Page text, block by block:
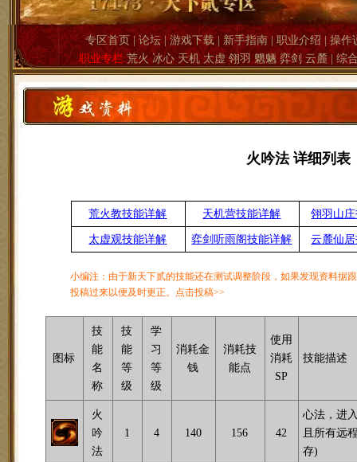
专区首页 |论坛 |游戏下载| 新手指南|职业介绍 |操作
职业专栏 荒火 冰心 天机 太虚 翎羽 魍魉 弈剑 云麓|综
火吟法 详细列表
荒火教技能详解 天机营技能详解 翎羽山
太虚观技能详解 弈剑听雨阁技能详解 云麓仙
小编注：由于新天下贰的技能还在测试调整阶段，如果发现资料据
投稿过来以便及时更正。点击投稿>>
图标
技
能
名
称
技
能
等
级
学
习
等
级
消耗金
钱
消耗技
能点
使用
消耗
SP
技能描述
火
吟
法
1 4 140 156 42
心法，进
且所有远
存)